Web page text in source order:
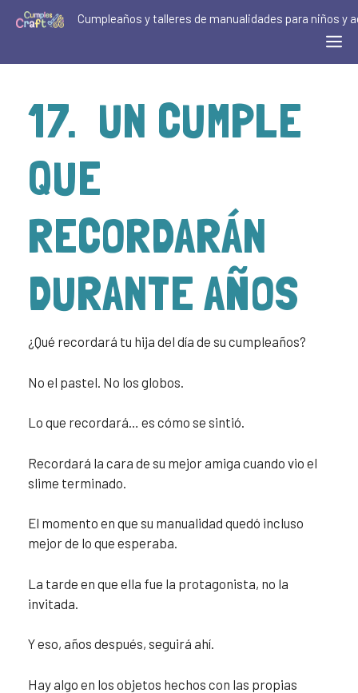
Cumpleaños y talleres de manualidades para niños y
17. UN CUMPLE
QUE
RECORDARÁN
DURANTE AÑOS
¿Qué recordará tu hija del día de su cumpleaños?
No el pastel. No los globos.
Lo que recordará… es cómo se sintió.
Recordará la cara de su mejor amiga cuando vio el
slime terminado.
El momento en que su manualidad quedó incluso
mejor de lo que esperaba.
La tarde en que ella fue la protagonista, no la
invitada.
Y eso, años después, seguirá ahí.
Hay algo en los objetos hechos con las propias